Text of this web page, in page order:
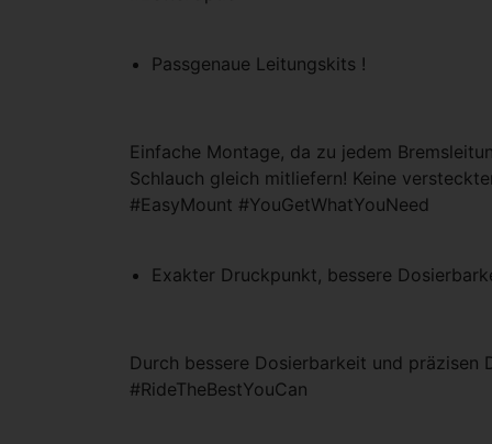
Passgenaue Leitungskits !
Einfache Montage, da zu jedem
Schlauch gleich mitliefern! Keine
#EasyMount #YouGetWhatYouNeed
Exakter Druckpunkt, bessere
Durch bessere Dosierbarkeit und präzisen
#RideTheBestYouCan